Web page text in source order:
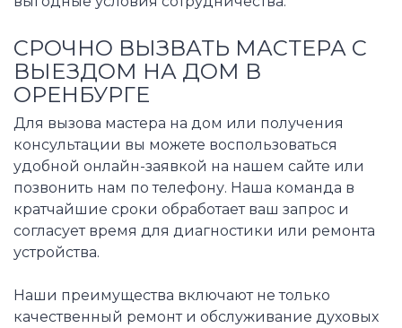
СРОЧНО ВЫЗВАТЬ МАСТЕРА С
ВЫЕЗДОМ НА ДОМ В
ОРЕНБУРГЕ
Для вызова мастера на дом или получения
консультации вы можете воспользоваться
удобной онлайн-заявкой на нашем сайте или
позвонить нам по телефону. Наша команда в
кратчайшие сроки обработает ваш запрос и
согласует время для диагностики или ремонта
устройства.
Наши преимущества включают не только
качественный ремонт и обслуживание духовых